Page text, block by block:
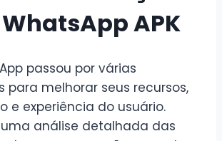
APK
passou por várias
para melhorar seus recursos,
e experiência do usuário.
análise detalhada das